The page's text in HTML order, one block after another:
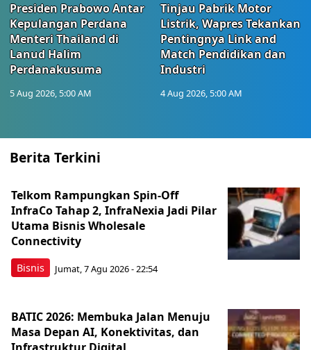
Presiden Prabowo Antar
Kepulangan Perdana
Menteri Thailand di
Lanud Halim
Perdanakusuma
5 Aug 2026, 5:00 AM
Tinjau Pabrik Motor
Listrik, Wapres Tekankan
Pentingnya Link and
Match Pendidikan dan
Industri
4 Aug 2026, 5:00 AM
Berita Terkini
Bisnis
Telkom Rampungkan Spin-Off
InfraCo Tahap 2, InfraNexia Jadi Pilar
Utama Bisnis Wholesale
Connectivity
Jumat, 7 Agu 2026 - 22:54
BATIC 2026: Membuka Jalan Menuju
Masa Depan AI, Konektivitas, dan